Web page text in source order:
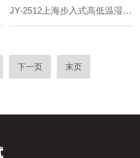
JY-2512上海步入式高低温湿热实验室
下一页 末页